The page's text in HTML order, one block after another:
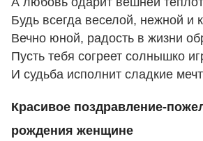
Будь всегда веселой, нежной и
Вечно юной, радость в жизни
Пусть тебя согреет солнышко
И судьба исполнит сладкие
Красивое поздравление-
рождения женщине